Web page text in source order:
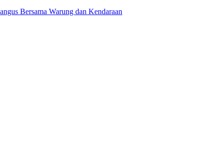
Bersama Warung dan Kendaraan